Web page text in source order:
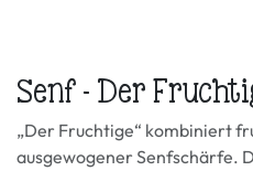
Senf - Der
„Der Fruchtige“ kombiniert
ausgewogener Senfschärfe.